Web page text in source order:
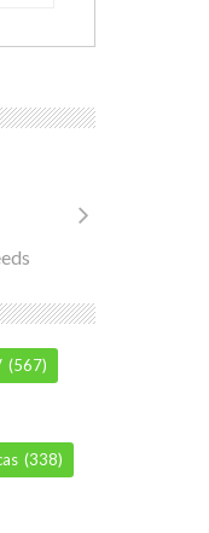
(567)
(338)